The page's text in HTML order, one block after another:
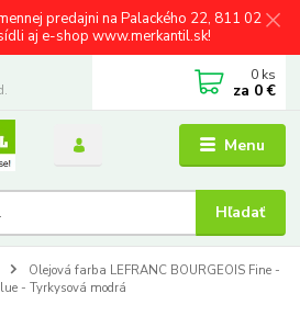
predajni na Palackého 22, 811 02
aj e-shop www.merkantil.sk!
Menu
Hľadať
0 ks
za 0 €
Olejová farba LEFRANC BOURGEOIS Fine -
- Tyrkysová modrá